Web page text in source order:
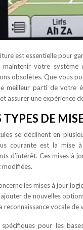
est essentielle pour
votre
obsolètes. Que vous
meilleur parti de votre
assurer une expérience
DE
se déclinent en
courante est la mise
d’intérêt. Ces mises à
modifiées.
les mises à jour
de nouvelles
reconnaissance vocale de
pour les